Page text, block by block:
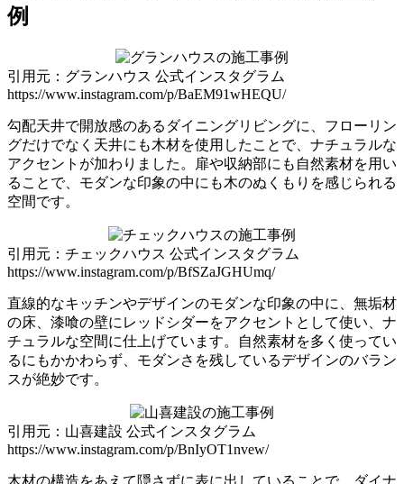
例
引用元：グランハウス 公式インスタグラム
https://www.instagram.com/p/BaEM91wHEQU/
勾配天井で開放感のあるダイニングリビングに、フローリン
グだけでなく天井にも木材を使用したことで、ナチュラルな
アクセントが加わりました。扉や収納部にも自然素材を用い
ることで、モダンな印象の中にも木のぬくもりを感じられる
空間です。
引用元：チェックハウス 公式インスタグラム
https://www.instagram.com/p/BfSZaJGHUmq/
直線的なキッチンやデザインのモダンな印象の中に、無垢材
の床、漆喰の壁にレッドシダーをアクセントとして使い、ナ
チュラルな空間に仕上げています。自然素材を多く使ってい
るにもかかわらず、モダンさを残しているデザインのバラン
スが絶妙です。
引用元：山喜建設 公式インスタグラム
https://www.instagram.com/p/BnIyOT1nvew/
木材の構造をあえて隠さずに表に出していることで、ダイナ